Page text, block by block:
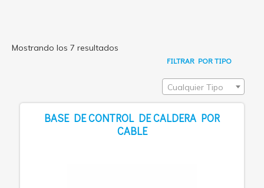
Mostrando los 7 resultados
FILTRAR POR TIPO
Cualquier Tipo
BASE DE CONTROL DE CALDERA POR
CABLE